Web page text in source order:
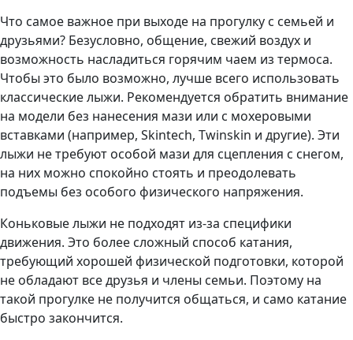
Что самое важное при выходе на прогулку с семьей и
друзьями? Безусловно, общение, свежий воздух и
возможность насладиться горячим чаем из термоса.
Чтобы это было возможно, лучше всего использовать
классические лыжи. Рекомендуется обратить внимание
на модели без нанесения мази или с мохеровыми
вставками (например, Skintech, Twinskin и другие). Эти
лыжи не требуют особой мази для сцепления с снегом,
на них можно спокойно стоять и преодолевать
подъемы без особого физического напряжения.
Коньковые лыжи не подходят из-за специфики
движения. Это более сложный способ катания,
требующий хорошей физической подготовки, которой
не обладают все друзья и члены семьи. Поэтому на
такой прогулке не получится общаться, и само катание
быстро закончится.